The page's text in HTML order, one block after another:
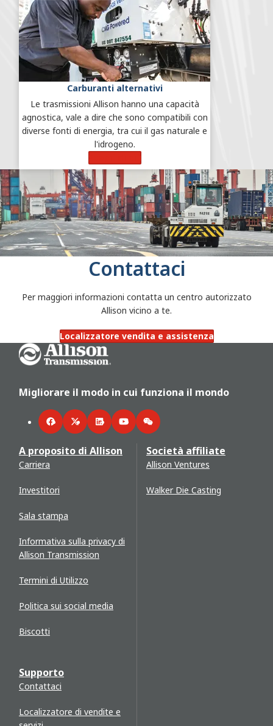
Carburanti alternativi
Le trasmissioni Allison hanno una capacità
agnostica, vale a dire che sono compatibili con
diverse fonti di energia, tra cui il gas naturale e
l'idrogeno.
Contattaci
Per maggiori informazioni contatta un centro autorizzato
Allison vicino a te.
Localizzatore vendita e assistenza
Go Home
Migliorare il modo in cui funziona il mondo
FacebookTwitterLinkedInYouTubeWeChat
A proposito di Allison
Carriera
Investitori
Sala stampa
Informativa sulla privacy di
Allison Transmission
Termini di Utilizzo
Politica sui social media
Biscotti
Supporto
Contattaci
Localizzatore di vendite e
Società affiliate
Allison Ventures
Walker Die Casting